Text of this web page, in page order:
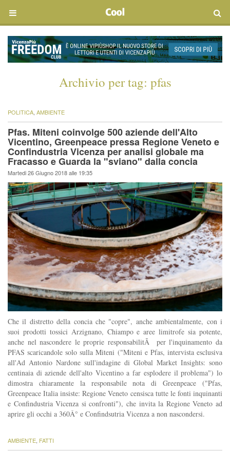
Archivio per tag: pfas
POLITICA, AMBIENTE
Pfas. Miteni coinvolge 500 aziende dell'Alto
Vicentino, Greenpeace pressa Regione Veneto e
Confindustria Vicenza per analisi globale ma
Fracasso e Guarda la "sviano" dalla concia
Martedi 26 Giugno 2018 alle 19:35
Che il distretto della concia che "copre", anche ambientalmente, con i
suoi prodotti tossici Arzignano, Chiampo e aree limitrofe sia potente,
anche nel nascondere le proprie responsabilitÃ per l'inquinamento da
PFAS scaricandole solo sulla Miteni ("Miteni e Pfas, intervista esclusiva
all'Ad Antonio Nardone sull'indagine di Global Market Insights: sono
centinaia di aziende dell'alto Vicentino a far esplodere il problema") lo
dimostra chiaramente la responsabile nota di Greenpeace ("Pfas,
Greenpeace Italia insiste: Regione Veneto censisca tutte le fonti inquinanti
e Confindustria Vicenza si confronti"), che invita la Regione Veneto ad
aprire gli occhi a 360Â° e Confindsutria Vicenza a non nascondersi.
AMBIENTE FATTI